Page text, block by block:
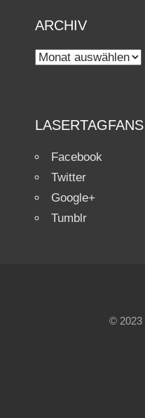
ARCHIV
Archiv
Facebook
Twitter
Google+
Tumblr
© 2023